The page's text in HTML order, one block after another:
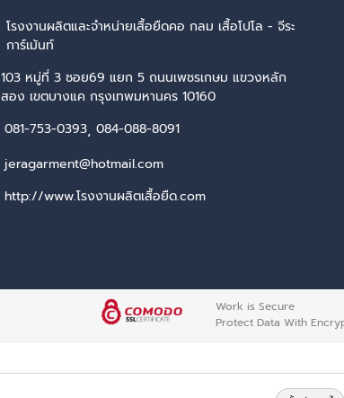
โรงงานผลิตและจำหน่ายเสื้อยืดคอ กลม เสื้อโปโล - จีระ
การ์เม้นท์
103 หมู่ที่ 3 ซอย69 แยก 5 ถนนเพชรเกษม แขวงหลัก
สอง เขตบางแค กรุงเทพมหานคร 10160
081-753-0393, 084-088-8091
jeragarment@hotmail.com
http://www.โรงงานผลิตเสื้อยืด.com
Work is Secure
Protect Data With